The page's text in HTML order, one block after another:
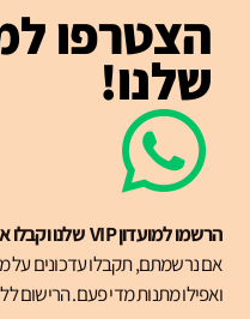
שלנו!
הרשמו למועדון VIP שלנו וקבלו את כל המבצעים הכי שווים!
אם נרשמתם, תקבלו עדכונים על
ואפילו מתנות מדי פעם. הרישום